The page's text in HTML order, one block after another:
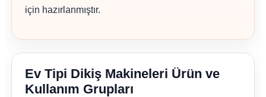
için hazırlanmıştır.
Ev Tipi Dikiş Makineleri Ürün ve
Kullanım Grupları